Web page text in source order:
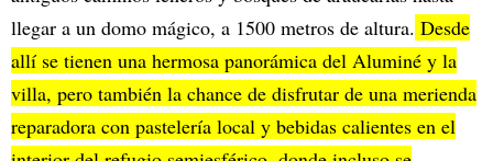
llegar a un domo mágico, a 1500 metros de altura. Desde
allí se tienen una hermosa panorámica del Aluminé y la
villa, pero también la chance de disfrutar de una merienda
reparadora con pastelería local y bebidas calientes en el